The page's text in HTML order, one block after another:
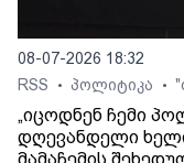
08-07-2026 18:32
RSS
• პოლიტიკა •
„იცოდნენ ჩემი
დღევანდელი
მამაჩემის